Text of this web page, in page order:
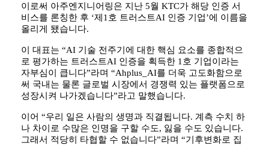
이로써 아주엔지니어링은 지난 5월 KTC가 해당 인증 서
비스를 론칭한 후 ‘제1호 트러스트AI 인증 기업’에 이름을
올리게 됐습니다.
이 대표는 “AI 기술 전주기에 대한 핵심 요소를 종합적으
로 평가하는 트러스트AI 인증을 획득한 1호 기업이라는
자부심이 큽니다”라며 “Ahplus_AI를 더욱 고도화함으로
써 국내는 물론 글로벌 시장에서 경쟁력 있는 플랫폼으로
성장시켜 나가겠습니다”라고 말했습니다.
이어 “우리 일은 사람의 생명과 직결됩니다. 계측 수치 하
나 차이로 수많은 인명을 구할 수도, 잃을 수도 있습니다.
그래서 적당히 타협할 수 없습니다”라며 “기후변화로 집